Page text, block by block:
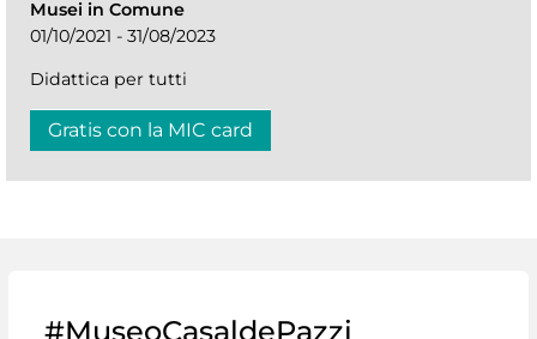
Musei in Comune
01/10/2021 - 31/08/2023
Didattica per tutti
Gratis con la MIC card
#MuseoCasaldePazzi